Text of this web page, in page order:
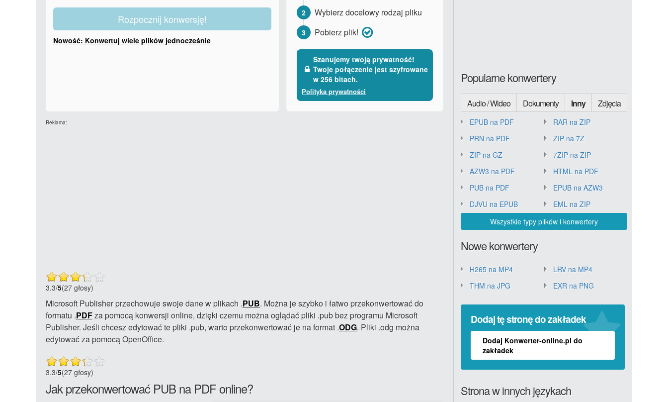
Rozpocznij konwersję!
Nowość: Konwertuj wiele plików jednocześnie
2 Wybierz docelowy rodzaj pliku
3 Pobierz plik!
Szanujemy twoją prywatność!
Twoje połączenie jest szyfrowane
w 256 bitach.
Polityka prywatności
Reklama:
3.3/5(27 głosy)
Microsoft Publisher przechowuje swoje dane w plikach .PUB. Można je szybko i łatwo przekonwertować do
formatu .PDFza pomocą konwersji online, dzięki czemu można oglądać pliki .pub bez programu Microsoft
Publisher. Jeśli chcesz edytować te pliki .pub, warto przekonwertować je na format .ODG. Pliki .odg można
edytować za pomocą OpenOffice.
3.3/5(27 głosy)
Jak przekonwertować PUB na PDF online?
Popularne konwertery
Audio / Wideo Dokumenty Inny Zdjęcia
EPUB na PDF
RAR na ZIP
PRN na PDF
ZIP na 7Z
ZIP na GZ
7ZIP na ZIP
AZW3 na PDF
HTML na PDF
PUB na PDF
EPUB na AZW3
DJVU na EPUB
EML na ZIP
Wszystkie typy plików i konwertery
Nowe konwertery
H265 na MP4
LRV na MP4
THM na JPG
EXR na PNG
Dodaj tę stronę do zakładek
Dodaj Konwerter-online.pl do
zakładek
Strona w innych językach